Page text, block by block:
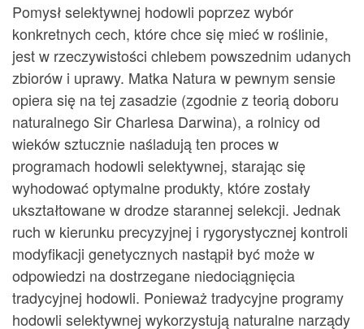
Pomysł selektywnej hodowli poprzez wybór
konkretnych cech, które chce się mieć w roślinie,
jest w rzeczywistości chlebem powszednim udanych
zbiorów i uprawy. Matka Natura w pewnym sensie
opiera się na tej zasadzie (zgodnie z teorią doboru
naturalnego Sir Charlesa Darwina), a rolnicy od
wieków sztucznie naśladują ten proces w
programach hodowli selektywnej, starając się
wyhodować optymalne produkty, które zostały
ukształtowane w drodze starannej selekcji. Jednak
ruch w kierunku precyzyjnej i rygorystycznej kontroli
modyfikacji genetycznych nastąpił być może w
odpowiedzi na dostrzegane niedociągnięcia
tradycyjnej hodowli. Ponieważ tradycyjne programy
hodowli selektywnej wykorzystują naturalne narządy